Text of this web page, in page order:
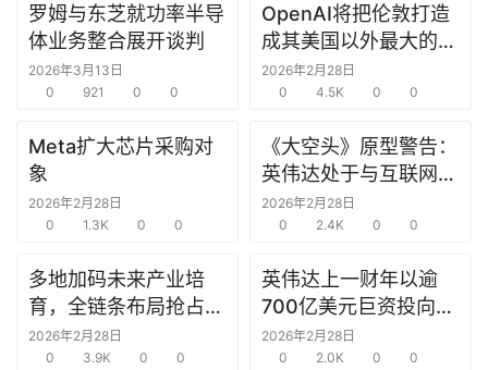
报
告
之
窗
机
链
合
圈
罗姆与东芝就功率半导
体业务整合展开谈判
2026年3月13日
0
921 0 0
OpenAI将把伦敦打造
成其美国以外最大的研
究中心
2026年2月28日
0
4.5K 0 0
Meta扩大芯片采购对
象
2026年2月28日
0
1.3K 0 0
《大空头》原型警告：
英伟达处于与互联网泡
沫时期思科同样的“危
险境地”
2026年2月28日
0
2.4K 0 0
多地加码未来产业培
育，全链条布局抢占新
赛道先机
2026年2月28日
0
3.9K 0 0
英伟达上一财年以逾
700亿美元巨资投向合
作方，竭力巩固AI芯片
需求
2026年2月28日
0
2.0K 0 0